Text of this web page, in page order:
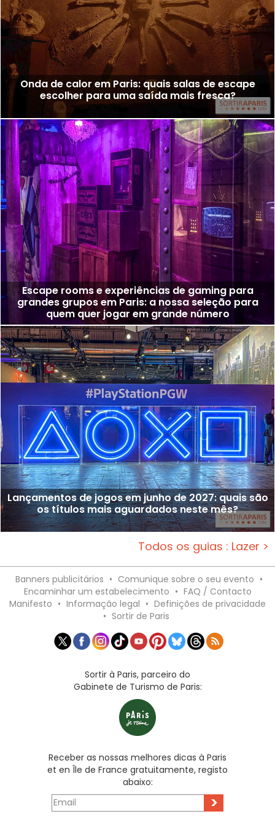
Onda de calor em Paris: quais salas de escape
escolher para uma saída mais fresca?
Escape rooms e experiências de gaming para
grandes grupos em Paris: a nossa seleção para
quem quer jogar em grande número
Lançamentos de jogos em junho de 2027: quais são
os títulos mais aguardados neste mês?
Todos os guias : Lazer >
Banners publicitários • Comunique sobre o seu evento •
Encaminhar um estabelecimento • FAQ / Contacto
Manifesto • Informação legal • Definições de privacidade
• Sortir de Paris
Sortir à Paris, parceiro do
Gabinete de Turismo de Paris:
Receber as nossas melhores dicas à Paris
et en Île de France gratuitamente, registo
abaixo:
>